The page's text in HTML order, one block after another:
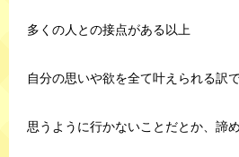
多くの人との接点がある以上
自分の思いや欲を全て叶えられる訳
思うように行かないことだとか、諦